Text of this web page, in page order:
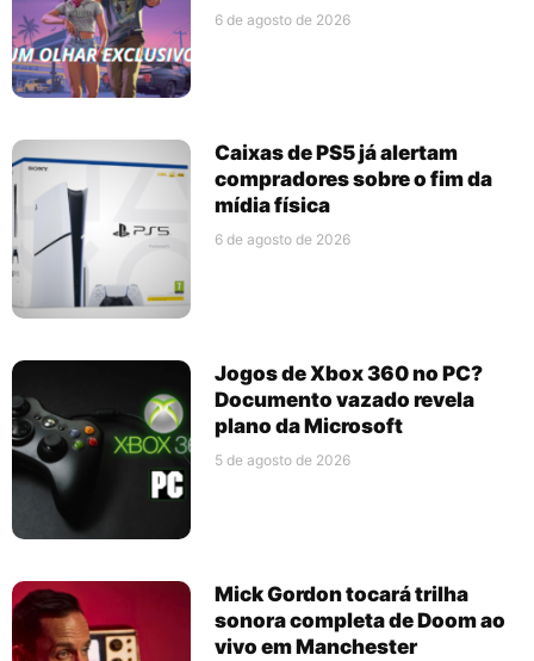
6 de agosto de 2026
Caixas de PS5 já alertam
compradores sobre o fim da
mídia física
6 de agosto de 2026
Jogos de Xbox 360 no PC?
Documento vazado revela
plano da Microsoft
5 de agosto de 2026
Mick Gordon tocará trilha
sonora completa de Doom ao
vivo em Manchester